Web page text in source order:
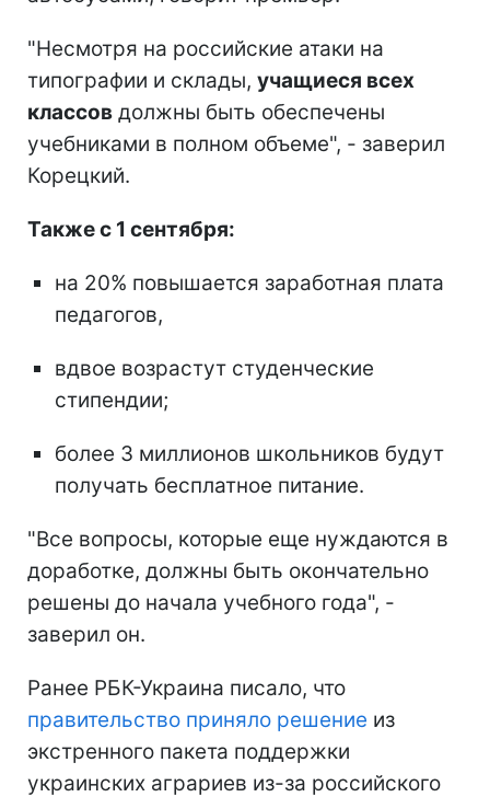
"Несмотря на российские атаки на
типографии и склады, учащиеся всех
классов должны быть обеспечены
учебниками в полном объеме", - заверил
Корецкий.
Также с 1 сентября:
на 20% повышается заработная плата
педагогов,
вдвое возрастут студенческие
стипендии;
более 3 миллионов школьников будут
получать бесплатное питание.
"Все вопросы, которые еще нуждаются в
доработке, должны быть окончательно
решены до начала учебного года", -
заверил он.
Ранее РБК-Украина писало, что
правительство приняло решение из
экстренного пакета поддержки
украинских аграриев из-за российского